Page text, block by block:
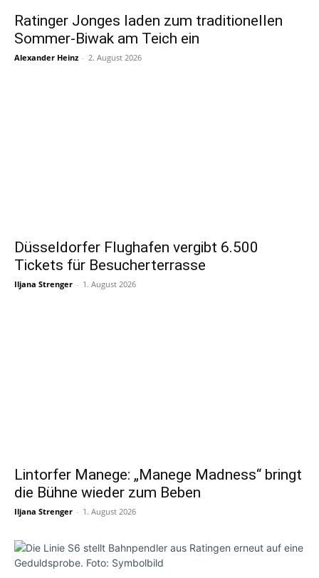
Ratinger Jonges laden zum traditionellen
Sommer-Biwak am Teich ein
Alexander Heinz - 2. August 2026
Düsseldorfer Flughafen vergibt 6.500
Tickets für Besucherterrasse
Iljana Strenger - 1. August 2026
Lintorfer Manege: „Manege Madness“ bringt
die Bühne wieder zum Beben
Iljana Strenger - 1. August 2026